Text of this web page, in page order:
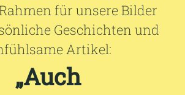
für unsere Bilder
Geschichten und
Artikel:
„Auch